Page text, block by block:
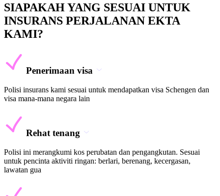
SIAPAKAH YANG SESUAI UNTUK
INSURANS PERJALANAN EKTA
KAMI?
Penerimaan visa
Polisi insurans kami sesuai untuk mendapatkan visa Schengen dan
visa mana-mana negara lain
Rehat tenang
Polisi ini merangkumi kos perubatan dan pengangkutan. Sesuai
untuk pencinta aktiviti ringan: berlari, berenang, kecergasan,
lawatan gua